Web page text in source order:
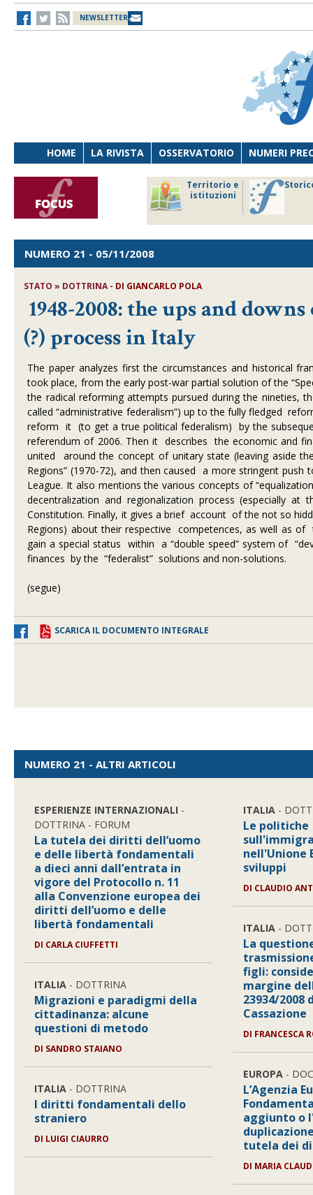
NEWSLETTER
HOME LA RIVISTA OSSERVATORIO NUMERI
Territorio e
istituzioni
NUMERO 21 - 05/11/2008
STATO » DOTTRINA - DI GIANCARLO POLA
1948-2008: the ups and
(?) process in Italy
The paper analyzes first the circumstances and historical
took place, from the early post-war partial solution of the
the radical reforming attempts pursued during the nineties,
called “administrative federalism”) up to the fully fledged
reform it (to get a true political federalism) by the
referendum of 2006. Then it describes the economic and
united around the concept of unitary state (leaving aside
Regions” (1970-72), and then caused a more stringent
League. It also mentions the various concepts of
decentralization and regionalization process
Constitution. Finally, it gives a brief account of the not so
Regions) about their respective competences, as well as
gain a special status within a “double speed” system of
finances by the “federalist” solutions and non-solutions.
(segue)
SCARICA IL DOCUMENTO INTEGRALE
NUMERO 21 - ALTRI ARTICOLI
ESPERIENZE INTERNAZIONALI -
DOTTRINA - FORUM
La tutela dei diritti dell’uomo
e delle libertà fondamentali
a dieci anni dall’entrata in
vigore del Protocollo n. 11
alla Convenzione europea dei
diritti dell’uomo e delle
libertà fondamentali
DI CARLA CIUFFETTI
ITALIA - DOTTRINA
Migrazioni e paradigmi della
cittadinanza: alcune
questioni di metodo
DI SANDRO STAIANO
ITALIA - DOTTRINA
I diritti fondamentali dello
straniero
DI LUIGI CIAURRO
ITALIA -
Le politiche
nell'Unione
sviluppi
DI CLAUDIO
ITALIA -
La
figli:
margine
23934/2008
Cassazione
DI FRANCESCA
EUROPA -
L’Agenzia
aggiunto o
tutela dei
DI MARIA